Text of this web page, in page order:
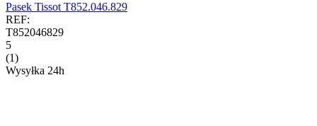
Pasek Tissot T852.046.829
REF:
T852046829
5
(1)
Wysyłka 24h